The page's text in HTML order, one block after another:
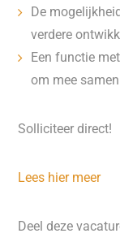
De
verdere
Een functie
om mee
Solliciteer direct!
Lees hier meer
Deel deze